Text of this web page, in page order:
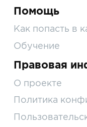
Помощь
Как попасть в
Обучение
Правовая
О проекте
Политика